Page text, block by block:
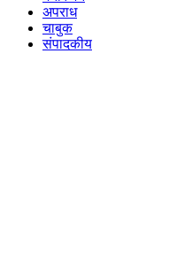
अपराध
चाबुक
संपादकीय